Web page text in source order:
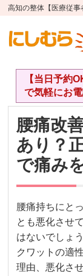
高知の整体【医療従
【当日予約
で気軽にお
腰痛改
あり？
で痛み
腰痛持ちにと
とも悪化させ
はないでしょ
クワットの適
理由、悪化さ